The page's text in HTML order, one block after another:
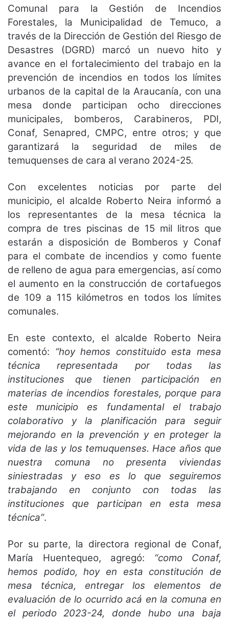
Comunal para la Gestión de Incendios
Forestales, la Municipalidad de Temuco, a
través de la Dirección de Gestión del Riesgo de
Desastres (DGRD) marcó un nuevo hito y
avance en el fortalecimiento del trabajo en la
prevención de incendios en todos los límites
urbanos de la capital de la Araucanía, con una
mesa donde participan ocho direcciones
municipales, bomberos, Carabineros, PDI,
Conaf, Senapred, CMPC, entre otros; y que
garantizará la seguridad de miles de
temuquenses de cara al verano 2024-25.
Con excelentes noticias por parte del
municipio, el alcalde Roberto Neira informó a
los representantes de la mesa técnica la
compra de tres piscinas de 15 mil litros que
estarán a disposición de Bomberos y Conaf
para el combate de incendios y como fuente
de relleno de agua para emergencias, así como
el aumento en la construcción de cortafuegos
de 109 a 115 kilómetros en todos los límites
comunales.
En este contexto, el alcalde Roberto Neira
comentó: “hoy hemos constituido esta mesa
técnica representada por todas las
instituciones que tienen participación en
materias de incendios forestales, porque para
este municipio es fundamental el trabajo
colaborativo y la planificación para seguir
mejorando en la prevención y en proteger la
vida de las y los temuquenses. Hace años que
nuestra comuna no presenta viviendas
siniestradas y eso es lo que seguiremos
trabajando en conjunto con todas las
instituciones que participan en esta mesa
técnica”.
Por su parte, la directora regional de Conaf,
María Huentequeo, agregó: “como Conaf,
hemos podido, hoy en esta constitución de
mesa técnica, entregar los elementos de
evaluación de lo ocurrido acá en la comuna en
el periodo 2023-24, donde hubo una baja